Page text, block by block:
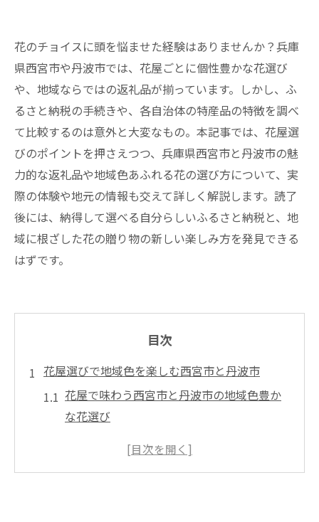
花のチョイスに頭を悩ませた経験はありませんか？兵庫
県西宮市や丹波市では、花屋ごとに個性豊かな花選び
や、地域ならではの返礼品が揃っています。しかし、ふ
るさと納税の手続きや、各自治体の特産品の特徴を調べ
て比較するのは意外と大変なもの。本記事では、花屋選
びのポイントを押さえつつ、兵庫県西宮市と丹波市の魅
力的な返礼品や地域色あふれる花の選び方について、実
際の体験や地元の情報も交えて詳しく解説します。読了
後には、納得して選べる自分らしいふるさと納税と、地
域に根ざした花の贈り物の新しい楽しみ方を発見できる
はずです。
目次
花屋選びで地域色を楽しむ西宮市と丹波市
花屋で味わう西宮市と丹波市の地域色豊か
な花選び
花屋ごとの魅力を知り地域とのつながりを